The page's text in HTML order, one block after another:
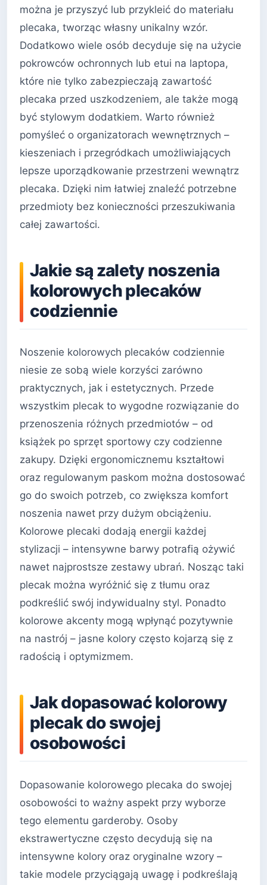
można je przyszyć lub przykleić do materiału
plecaka, tworząc własny unikalny wzór.
Dodatkowo wiele osób decyduje się na użycie
pokrowców ochronnych lub etui na laptopa,
które nie tylko zabezpieczają zawartość
plecaka przed uszkodzeniem, ale także mogą
być stylowym dodatkiem. Warto również
pomyśleć o organizatorach wewnętrznych –
kieszeniach i przegródkach umożliwiających
lepsze uporządkowanie przestrzeni wewnątrz
plecaka. Dzięki nim łatwiej znaleźć potrzebne
przedmioty bez konieczności przeszukiwania
całej zawartości.
Jakie są zalety noszenia
kolorowych plecaków
codziennie
Noszenie kolorowych plecaków codziennie
niesie ze sobą wiele korzyści zarówno
praktycznych, jak i estetycznych. Przede
wszystkim plecak to wygodne rozwiązanie do
przenoszenia różnych przedmiotów – od
książek po sprzęt sportowy czy codzienne
zakupy. Dzięki ergonomicznemu kształtowi
oraz regulowanym paskom można dostosować
go do swoich potrzeb, co zwiększa komfort
noszenia nawet przy dużym obciążeniu.
Kolorowe plecaki dodają energii każdej
stylizacji – intensywne barwy potrafią ożywić
nawet najprostsze zestawy ubrań. Nosząc taki
plecak można wyróżnić się z tłumu oraz
podkreślić swój indywidualny styl. Ponadto
kolorowe akcenty mogą wpłynąć pozytywnie
na nastrój – jasne kolory często kojarzą się z
radością i optymizmem.
Jak dopasować kolorowy
plecak do swojej
osobowości
Dopasowanie kolorowego plecaka do swojej
osobowości to ważny aspekt przy wyborze
tego elementu garderoby. Osoby
ekstrawertyczne często decydują się na
intensywne kolory oraz oryginalne wzory –
takie modele przyciągają uwagę i podkreślają